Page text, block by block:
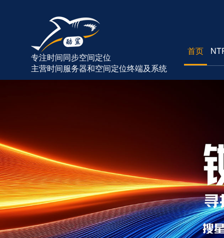
专注时间同步空间定位
主营时间服务器和空间定位终端及系统
首页